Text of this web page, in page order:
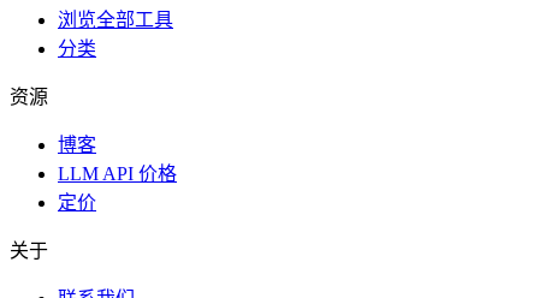
浏览全部工具
分类
资源
博客
LLM API 价格
定价
关于